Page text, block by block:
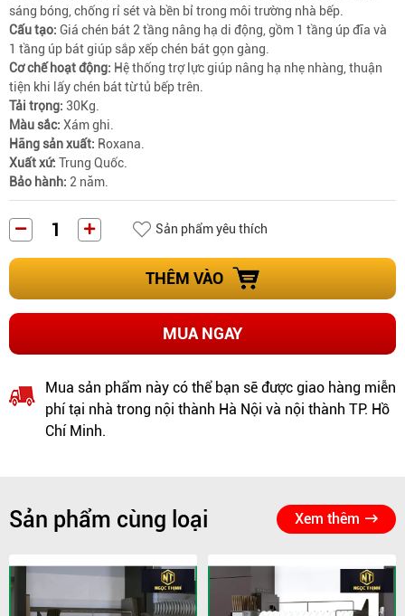
sáng bóng, chống rỉ sét và bền bỉ trong môi trường nhà bếp.
Cấu tạo: Giá chén bát 2 tầng nâng hạ di động, gồm 1 tầng úp đĩa và
1 tầng úp bát giúp sắp xếp chén bát gọn gàng.
Cơ chế hoạt động: Hệ thống trợ lực giúp nâng hạ nhẹ nhàng, thuận
tiện khi lấy chén bát từ tủ bếp trên.
Tải trọng: 30Kg.
Màu sắc: Xám ghi.
Hãng sản xuất: Roxana.
Xuất xứ: Trung Quốc.
Bảo hành: 2 năm.
Sản phẩm yêu thích
THÊM VÀO
MUA NGAY
Mua sản phẩm này có thể bạn sẽ được giao hàng miễn
phí tại nhà trong nội thành Hà Nội và nội thành TP. Hồ
Chí Minh.
Sản phẩm cùng loại Xem thêm